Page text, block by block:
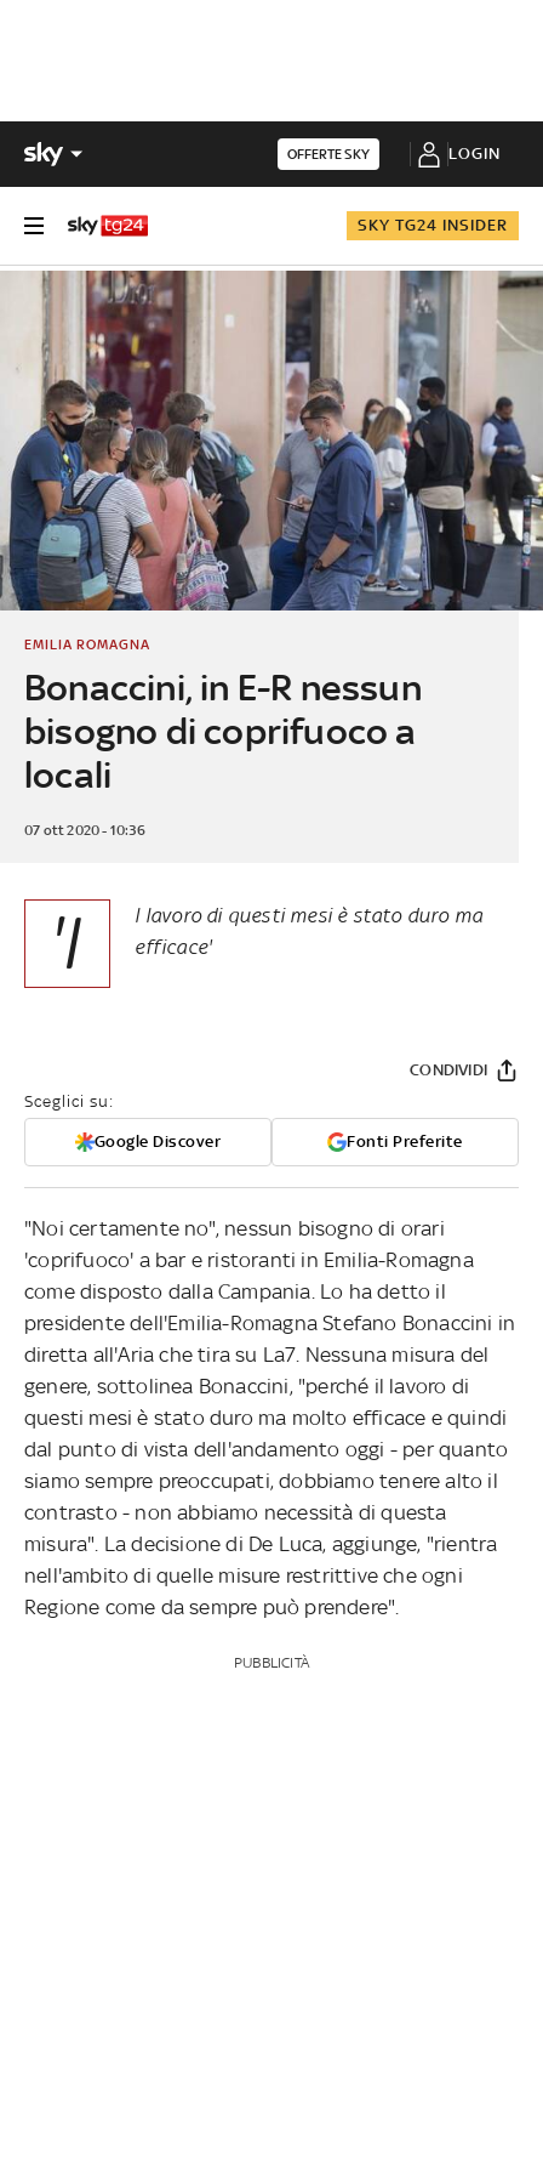
OFFERTE SKY LOGIN
SKY TG24 INSIDER
Bonaccini, in E-R nessun
bisogno di coprifuoco a
locali
EMILIA ROMAGNA
07 ott 2020 - 10:36
'I
l lavoro di questi mesi è stato duro ma
efficace'
Sceglici su:
Google Discover Fonti Preferite
CONDIVIDI
"Noi certamente no", nessun bisogno di orari
'coprifuoco' a bar e ristoranti in Emilia-Romagna
come disposto dalla Campania. Lo ha detto il
presidente dell'Emilia-Romagna Stefano Bonaccini in
diretta all'Aria che tira su La7. Nessuna misura del
genere, sottolinea Bonaccini, "perché il lavoro di
questi mesi è stato duro ma molto efficace e quindi
dal punto di vista dell'andamento oggi - per quanto
siamo sempre preoccupati, dobbiamo tenere alto il
contrasto - non abbiamo necessità di questa
misura". La decisione di De Luca, aggiunge, "rientra
nell'ambito di quelle misure restrittive che ogni
Regione come da sempre può prendere".
PUBBLICITÀ